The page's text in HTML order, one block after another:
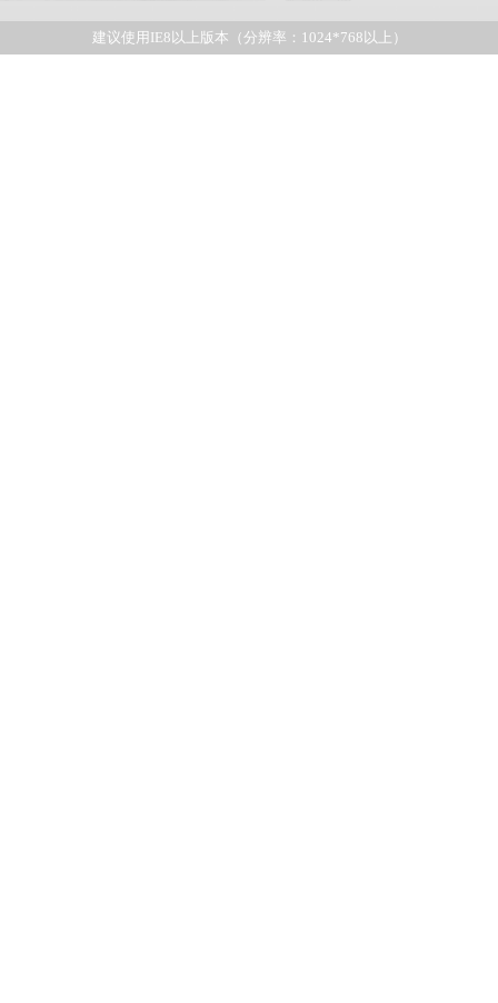
建议使用IE8以上版本（分辨率：1024*768以上）